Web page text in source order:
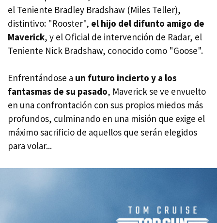
el Teniente Bradley Bradshaw (Miles Teller),
distintivo: "Rooster", el hijo del difunto amigo de
Maverick, y el Oficial de intervención de Radar, el
Teniente Nick Bradshaw, conocido como "Goose".
Enfrentándose a un futuro incierto y a los
fantasmas de su pasado, Maverick se ve envuelto
en una confrontación con sus propios miedos más
profundos, culminando en una misión que exige el
máximo sacrificio de aquellos que serán elegidos
para volar...